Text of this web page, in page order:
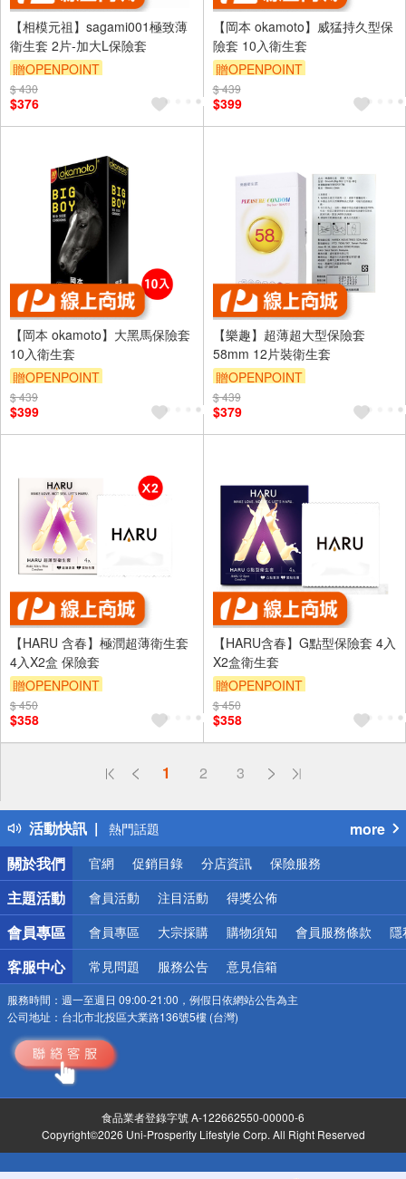
【相模元祖】sagami001極致薄
衛生套 2片-加大L保險套
贈OPENPOINT
$ 430
$376
【岡本 okamoto】威猛持久型保
險套 10入衛生套
贈OPENPOINT
$ 439
$399
【岡本 okamoto】大黑馬保險套
10入衛生套
贈OPENPOINT
$ 439
$399
【樂趣】超薄超大型保險套
58mm 12片裝衛生套
贈OPENPOINT
$ 439
$379
【HARU 含春】極潤超薄衛生套
4入X2盒 保險套
贈OPENPOINT
$ 450
$358
【HARU含春】G點型保險套 4入
X2盒衛生套
贈OPENPOINT
$ 450
$358
1 2 3
活動快訊
偏遠地區配送
得獎公告
熱門話題
銀行優惠
偏遠地區配送
詐騙網頁！請小心！
more
關於我們
官網 促銷目錄 分店資訊 保險服務
主題活動 會員活動 注目活動 得獎公佈
會員專區 會員專區 大宗採購 購物須知 會員服務條款 隱
客服中心 常見問題 服務公告 意見信箱
服務時間： 週一至週日 09:00-21:00，例假日依網站公告為主
公司地址： 台北市北投區大業路136號5樓 (台灣)
食品業者登錄字號 A-122662550-00000-6
Copyright©2026 Uni-Prosperity Lifestyle Corp. All Right Reserved